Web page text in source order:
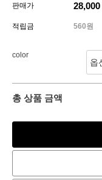
판매가 28,000
적립금 560원
color
총 상품 금액